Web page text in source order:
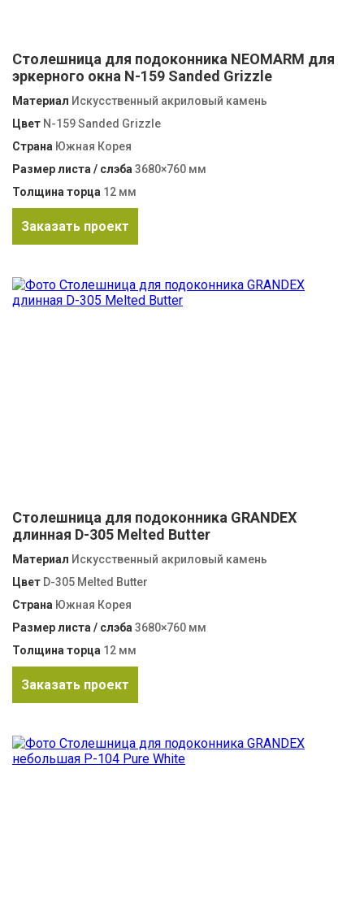
Столешница для подоконника NEOMARM для
эркерного окна N-159 Sanded Grizzle
Материал Искусственный акриловый камень
Цвет N-159 Sanded Grizzle
Страна Южная Корея
Размер листа / слэба 3680×760 мм
Толщина торца 12 мм
Заказать проект
Столешница для подоконника GRANDEX
длинная D-305 Melted Butter
Материал Искусственный акриловый камень
Цвет D-305 Melted Butter
Страна Южная Корея
Размер листа / слэба 3680×760 мм
Толщина торца 12 мм
Заказать проект